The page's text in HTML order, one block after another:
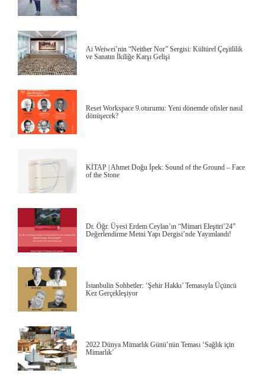
Ai Weiwei’nin “Neither Nor” Sergisi: Kültürel Çeşitlilik
ve Sanatın İkiliğe Karşı Gelişi
Reset Workspace 9.oturumu: Yeni dönemde ofisler nasıl
dönüşecek?
KİTAP | Ahmet Doğu İpek: Sound of the Ground – Face
of the Stone
Dr. Öğr. Üyesi Erdem Ceylan’ın “Mimari Eleştiri’24”
Değerlendirme Metni Yapı Dergisi’nde Yayımlandı!
İstanbulin Sohbetler: ‘Şehir Hakkı’ Temasıyla Üçüncü
Kez Gerçekleşiyor
2022 Dünya Mimarlık Günü’nün Teması ‘Sağlık için
Mimarlık’